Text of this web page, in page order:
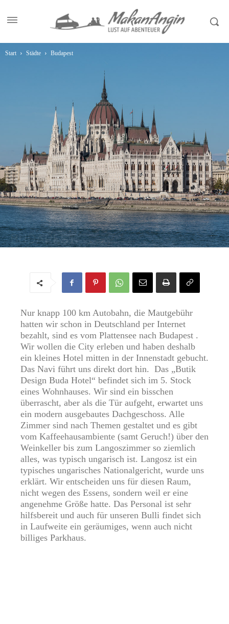
Start Städte Budapest
BUDAPEST
Nur knapp 100 km Autobahn, die Mautgebühr
hatten wir schon in Deutschland per Internet
bezahlt, sind es vom Plattensee nach Budapest .
Wir wollen die City erleben und haben deshalb
ein kleines Hotel mitten in der Innenstadt gebucht.
Das Navi führt uns direkt dort hin. Das „Butik
Design Buda Hotel“ befindet sich im 5. Stock
eines Wohnhauses. Wir sind ein bisschen
überrascht, aber als die Tür aufgeht, erwartet uns
ein modern ausgebautes Dachgeschoss. Alle
Zimmer sind nach Themen gestaltet und es gibt
vom Kaffeehausambiente (samt Geruch!) über den
Weinkeller bis zum Langoszimmer so ziemlich
alles, was typisch ungarisch ist. Langosz ist ein
typisches ungarisches Nationalgericht, wurde uns
erklärt. Wir entscheiden uns für diesen Raum,
nicht wegen des Essens, sondern weil er eine
angenehme Größe hatte. Das Personal ist sehr
hilfsbereit und auch für unseren Bulli findet sich
in Laufweite ein geräumiges, wenn auch nicht
billiges Parkhaus.